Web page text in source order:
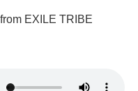
EXILE TRIBE